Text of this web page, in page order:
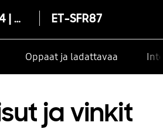
Galaxy Watch4 | Watch5 Sport Band (20mm, M/L) ET-SFR87
Oppaat ja ladattavaa
ja vinkit